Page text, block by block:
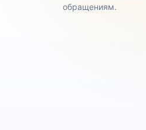
обращениям.